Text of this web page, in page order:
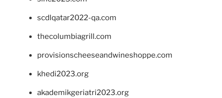
scdlqatar2022-qa.com
thecolumbiagrill.com
provisionscheeseandwineshoppe.com
khedi2023.org
akademikgeriatri2023.org